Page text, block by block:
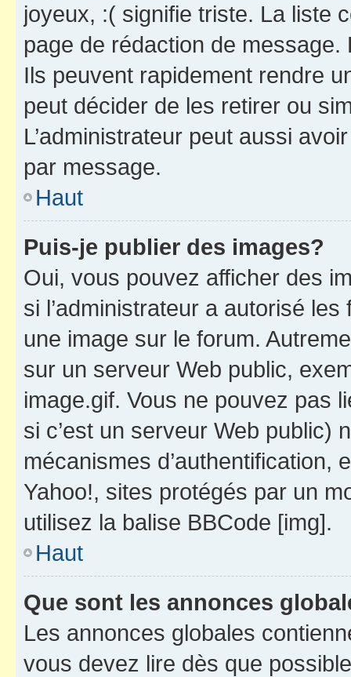
joyeux, :( signifie triste. La liste
page de rédaction de
Ils peuvent rapidement rendre
peut décider de les retirer ou
L’administrateur peut aussi
par message.
Haut
Puis-je publier des images?
Oui, vous pouvez afficher des
si l’administrateur a autorisé
une image sur le forum.
sur un serveur Web public,
image.gif. Vous ne pouvez pas
si c’est un serveur Web public)
mécanismes d’authentification,
Yahoo!, sites protégés par un
utilisez la balise BBCode [img].
Haut
Que sont les annonces
Les annonces globales
vous devez lire dès que